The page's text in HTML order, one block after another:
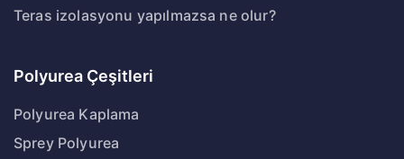
Teras izolasyonu yapılmazsa ne olur?
Polyurea Çeşitleri
Polyurea Kaplama
Sprey Polyurea